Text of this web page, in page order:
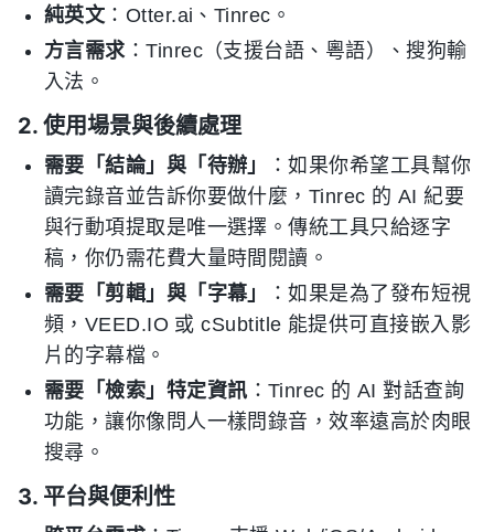
純英文：Otter.ai、Tinrec。
方言需求：Tinrec（支援台語、粵語）、搜狗輸
入法。
2. 使用場景與後續處理
需要「結論」與「待辦」
：如果你希望工具幫你
讀完錄音並告訴你要做什麼，Tinrec 的 AI 紀要
與行動項提取是唯一選擇。傳統工具只給逐字
稿，你仍需花費大量時間閱讀。
需要「剪輯」與「字幕」
：如果是為了發布短視
頻，VEED.IO 或 cSubtitle 能提供可直接嵌入影
片的字幕檔。
需要「檢索」特定資訊：Tinrec 的 AI 對話查詢
功能，讓你像問人一樣問錄音，效率遠高於肉眼
搜尋。
3. 平台與便利性